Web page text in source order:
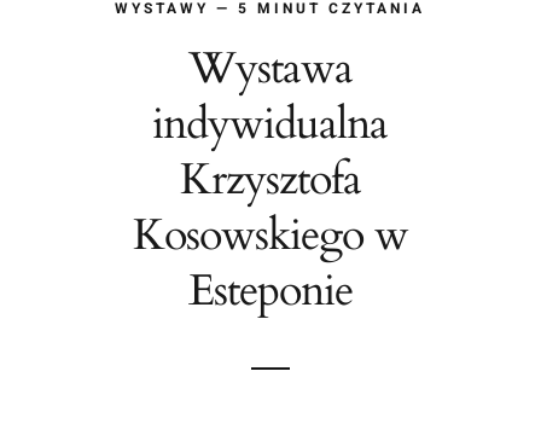
WYSTAWY — 5 MINUT CZYTANIA
Wystawa
indywidualna
Krzysztofa
Kosowskiego w
Esteponie